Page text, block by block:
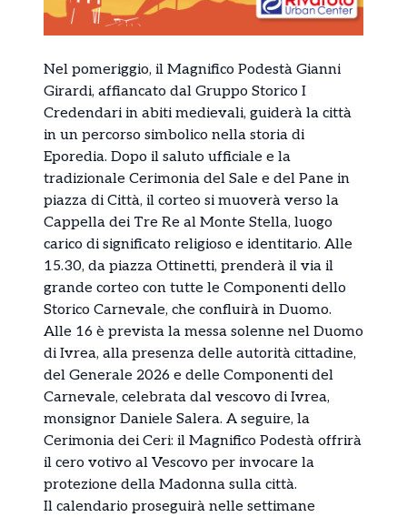
Nel pomeriggio, il Magnifico Podestà Gianni
Girardi, affiancato dal Gruppo Storico I
Credendari in abiti medievali, guiderà la città
in un percorso simbolico nella storia di
Eporedia. Dopo il saluto ufficiale e la
tradizionale Cerimonia del Sale e del Pane in
piazza di Città, il corteo si muoverà verso la
Cappella dei Tre Re al Monte Stella, luogo
carico di significato religioso e identitario. Alle
15.30, da piazza Ottinetti, prenderà il via il
grande corteo con tutte le Componenti dello
Storico Carnevale, che confluirà in Duomo.
Alle 16 è prevista la messa solenne nel Duomo
di Ivrea, alla presenza delle autorità cittadine,
del Generale 2026 e delle Componenti del
Carnevale, celebrata dal vescovo di Ivrea,
monsignor Daniele Salera. A seguire, la
Cerimonia dei Ceri: il Magnifico Podestà offrirà
il cero votivo al Vescovo per invocare la
protezione della Madonna sulla città.
Il calendario proseguirà nelle settimane